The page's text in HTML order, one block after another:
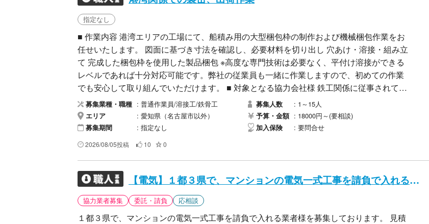
指定なし
​■ 作業内容 港湾エリアの工場にて、船積み用の大型梱包枠の制作および機械梱包作業をお
任せいたします。 ​図面に基づき寸法を確認し、必要材料を切り出し ​穴あけ・溶接・組み立
て ​完成した梱包枠を使用した製品梱包 ​※高度な専門技術は必要なく、平付け溶接ができる
レベルであれば十分対応可能です。弊社の従業員も一緒に作業しますので、初めての作業
でも安心して取り組んでいただけます。 ​■ 対象となる協力会社様 ​鉄工関係に従事されてい
る会社様 ​「興味がある」「新しい分野に挑戦したい」という意欲をお持ちの会社様も大歓
迎です。一人親方様も可能です。 ​■ 募集要項 ​募集人数： 1名〜15名程度 ​単価： 1日あたり
18,000円（要相談）
募集業種・職種 普通作業員/溶接工/鉄骨工
エリア 愛知県（名古屋市以外）
募集期間 指定なし
募集人数 1～15人
予算・金額 18000円～(要相談)
加入保険 要問合せ
2026/08/05投稿 10 0
【電気】１都３県で、マンションの電気一式工事を請負で入れる業者様募集
協力業者募集 委託・請負 応相談
１都３県で、マンションの電気一式工事を請負で入れる業者様を募集しております。 見積